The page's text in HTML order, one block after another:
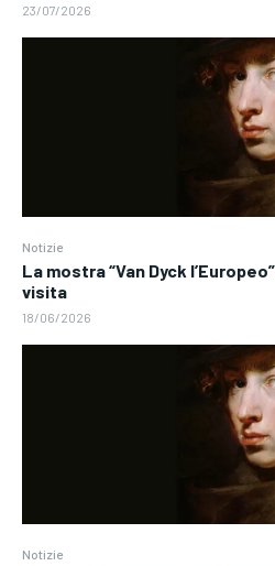
23/07/2026
Notizie
La mostra “Van Dyck
visita
18/06/2026
Notizie